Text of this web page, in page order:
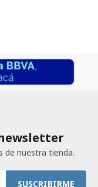
de nuestra tienda.
SUSCRIBIRME